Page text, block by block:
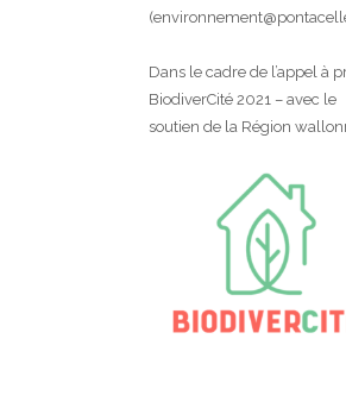
Dans le cadre de l’appel à
BiodiverCité 2021 – avec le
soutien de la Région